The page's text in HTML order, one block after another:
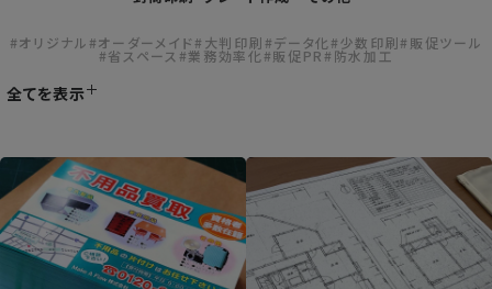
#オリジナル #オーダーメイド #大判印刷 #データ化#少数印刷#販促ツール
#省スペース #業務効率化#販促PR#防水加工
全てを表示